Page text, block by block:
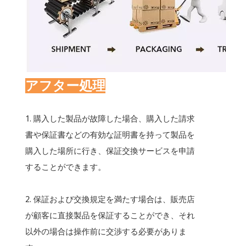
アフター処理
1. 購入した製品が故障した場合、購入した請求
書や保証書などの有効な証明書を持って製品を
購入した場所に行き、保証交換サービスを申請
することができます。
2. 保証および交換規定を満たす場合は、販売店
が顧客に直接製品を保証することができ、それ
以外の場合は操作前に交渉する必要がありま